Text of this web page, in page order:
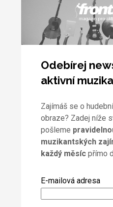
Odebírej
aktivní
Zajímáš se o
obraze? Zadej níže
pošleme
muzikantských
každý měsícpřímo
E-mailová adresa